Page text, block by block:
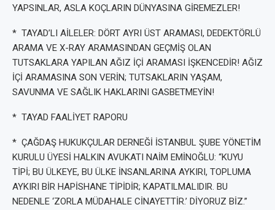
YAPSINLAR, ASLA KOÇLARIN DÜNYASINA GİREMEZLER!
* TAYAD’LI AİLELER: DÖRT AYRI ÜST ARAMASI, DEDEKTÖRLÜ
ARAMA VE X-RAY ARAMASINDAN GEÇMİŞ OLAN
TUTSAKLARA YAPILAN AĞIZ İÇİ ARAMASI İŞKENCEDİR! AĞIZ
İÇİ ARAMASINA SON VERİN; TUTSAKLARIN YAŞAM,
SAVUNMA VE SAĞLIK HAKLARINI GASBETMEYİN!
* TAYAD FAALİYET RAPORU
* ÇAĞDAŞ HUKUKÇULAR DERNEĞİ İSTANBUL ŞUBE YÖNETİM
KURULU ÜYESİ HALKIN AVUKATI NAİM EMİNOĞLU: “KUYU
TİPİ; BU ÜLKEYE, BU ÜLKE İNSANLARINA AYKIRI, TOPLUMA
AYKIRI BİR HAPİSHANE TİPİDİR; KAPATILMALIDIR. BU
NEDENLE ‘ZORLA MÜDAHALE CİNAYETTİR.’ DİYORUZ BİZ.”